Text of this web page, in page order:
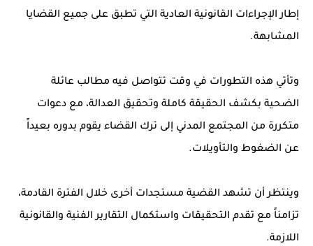
إطار الإجراءات القانونية العادية التي تطبق على جميع القضايا
المشابهة.
وتأتي هذه التطورات في وقت تتواصل فيه مطالب عائلة
الضحية بكشف الحقيقة كاملة وتحقيق العدالة، مع دعوات
متكررة من المجتمع المدني إلى ترك القضاء يقوم بدوره بعيداً
عن الضغوط والتأويلات.
وينتظر أن تشهد القضية مستجدات أخرى خلال الفترة القادمة،
تزامناً مع تقدم التحقيقات واستكمال التقارير الفنية والقانونية
اللازمة.